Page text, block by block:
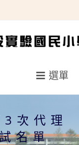
選單
次代理
名單